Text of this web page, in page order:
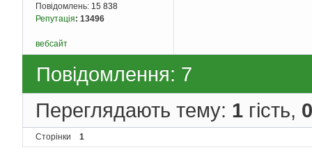
Повідомлень: 15 838
Репутація: 13496
вебсайт
Повідомлення: 7
Переглядають тему: 1 гість, 0
Сторінки 1